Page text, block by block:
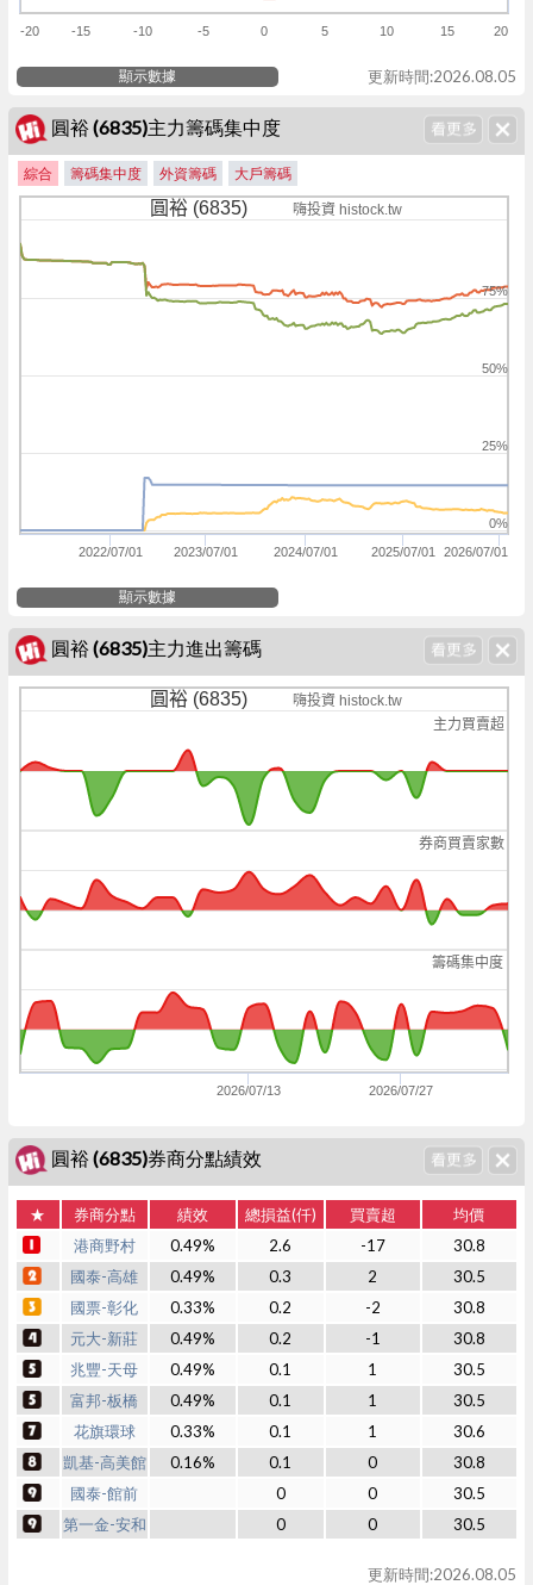
-20 -15 -10 -5 0 5 10 15 20
顯示數據 更新時間:2026.08.05
圓裕 (6835)主力籌碼集中度
綜合 籌碼集中度 外資籌碼 大戶籌碼
圓裕 (6835) 嗨投資 histock.tw
2022/07/01 2023/07/01 2024/07/01 2025/07/01 2026/07/01
0%
25%
50%
75%
顯示數據
圓裕 (6835)主力進出籌碼
主力買賣超
券商買賣家數
籌碼集中度
圓裕 (6835) 嗨投資 histock.tw
2026/07/13 2026/07/27
圓裕 (6835)券商分點績效
★ 券商分點 績效 總損益(仟) 買賣超
均價
港商野村
0.49% 2.6 -17
30.8
國泰-高雄
0.49% 0.3 2
30.5
國票-彰化
0.33% 0.2 -2
30.8
元大-新莊
0.49% 0.2 -1
30.8
兆豐-天母
0.49% 0.1 1
30.5
富邦-板橋
0.49% 0.1 1
30.5
花旗環球
0.33% 0.1 1
30.6
凱基-高美館
0.16% 0.1 0
30.8
國泰-館前
0 0
30.5
第一金-安和
0 0 30.5
更新時間:2026.08.05